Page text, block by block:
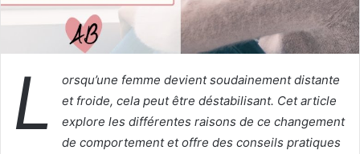
L
orsqu’une femme devient soudainement distante
et froide, cela peut être déstabilisant. Cet article
explore les différentes raisons de ce changement
de comportement et offre des conseils pratiques